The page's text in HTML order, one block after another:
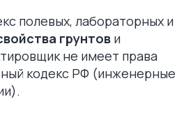
полевых, лабораторных и
грунтов и
не имеет права
кодекс РФ (инженерные